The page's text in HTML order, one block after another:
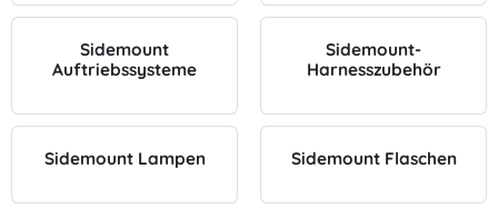
Sidemount
Auftriebssysteme
Sidemount-
Harnesszubehör
Sidemount Lampen Sidemount Flaschen